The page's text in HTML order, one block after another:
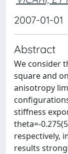
2007-01-01
Abstract
We consider
square and
anisotropy
stiffness
theta=-
respectively,
results